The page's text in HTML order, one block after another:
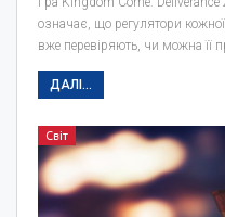
означає, що регулятори
вже перевіряють, чи можна її
ДАЛІ...
Світ